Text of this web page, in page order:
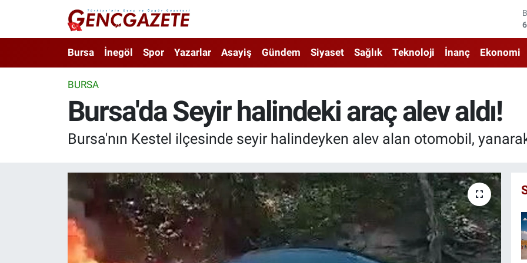
Bursa İnegöl Spor Yazarlar Asayiş Gündem Siyaset Sağlık Teknoloji İnanç Ekonomi
BURSA
Bursa'da Seyir halindeki araç alev aldı!
Bursa'nın Kestel ilçesinde seyir halindeyken alev alan otomobil,
3.SAYFA
Nöbetçi Eczaneler
Trafik Durumu
Süper Lig Puan Durumu ve Fikstür
Haber Arşivi